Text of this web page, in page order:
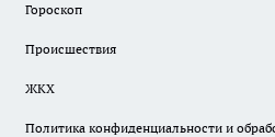
Гороскоп
Происшествия
ЖКХ
Политика конфиденциальности и